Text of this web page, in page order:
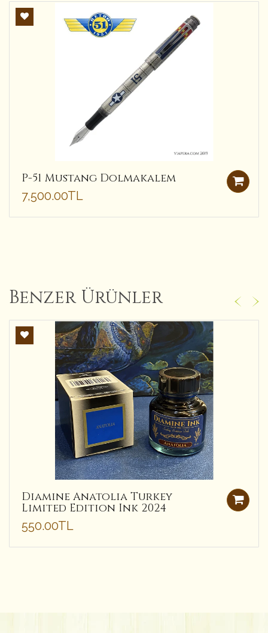
P-51 Mustang Dolmakalem
7,500.00TL
Benzer Ürünler
Diamine Anatolia Turkey
Limited Edition Ink 2024
550.00TL